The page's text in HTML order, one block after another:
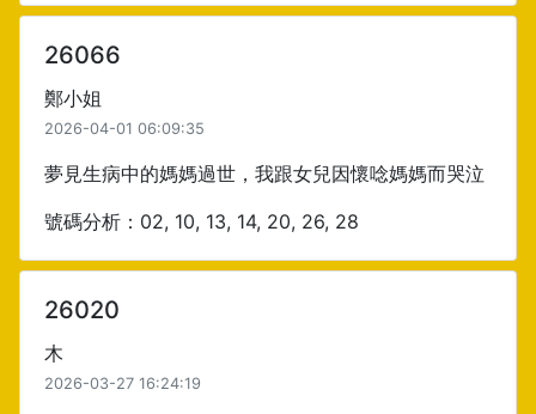
26066
鄭小姐
2026-04-01 06:09:35
夢見生病中的媽媽過世，我跟女兒因懷唸媽媽而哭泣
號碼分析：02, 10, 13, 14, 20, 26, 28
26020
木
2026-03-27 16:24:19